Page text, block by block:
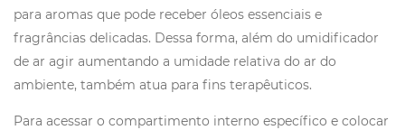
para aromas que pode receber óleos essenciais e
fragrâncias delicadas. Dessa forma, além do umidificador
de ar agir aumentando a umidade relativa do ar do
ambiente, também atua para fins terapêuticos.
Para acessar o compartimento interno específico e colocar